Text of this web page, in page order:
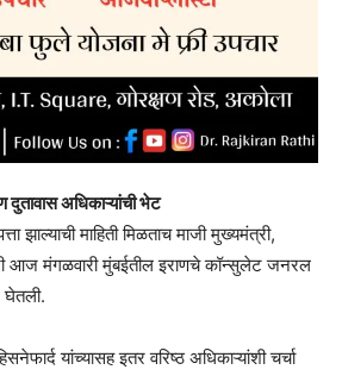
दुतावास अधिकाऱ्यांची भेट
झाल्याची माहिती मिळताच माजी मुख्यमंत्री,
आज मंगळवारी मुंबईतील इराणचे कॉन्सुलेट जनरल
घेतली.
यांच्यासह इतर वरिष्ठ अधिकाऱ्यांशी चर्चा